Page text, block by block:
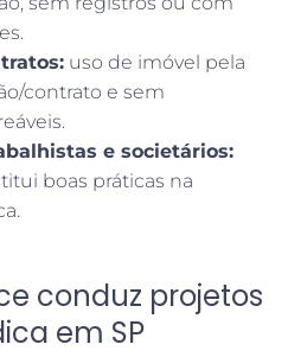
uso de imóvel pela
contrato e sem
e societários:
boas práticas na
conduz projetos
em SP